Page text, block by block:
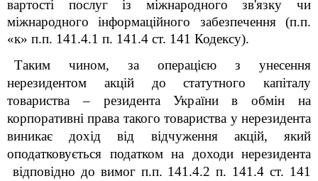
вартості послуг із міжнародного зв'язку чи
міжнародного інформаційного забезпечення (п.п.
«к» п.п. 141.4.1 п. 141.4 ст. 141 Кодексу).
Таким чином, за операцією з унесення
нерезидентом акцій до статутного капіталу
товариства – резидента України в обмін на
корпоративні права такого товариства у нерезидента
виникає дохід від відчуження акцій, який
оподатковується податком на доходи нерезидента
відповідно до вимог п.п. 141.4.2 п. 141.4 ст. 141